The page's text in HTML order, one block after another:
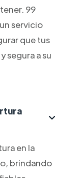
99
servicio
que tus
segura a su
en la
brindando